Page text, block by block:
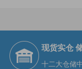
现货实仓
十二大仓储